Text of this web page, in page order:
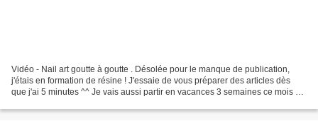
Vidéo - Nail art goutte à goutte . Désolée pour le manque de publication,
j'étais en formation de résine ! J'essaie de vous préparer des articles dès
que j'ai 5 minutes ^^ Je vais aussi partir en vacances 3 semaines ce mois ci,